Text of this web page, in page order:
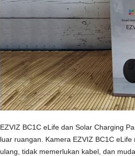
EZVIZ BC1C eLife dan Solar Charging
luar ruangan. Kamera EZVIZ BC1C
ulang, tidak memerlukan kabel, dan